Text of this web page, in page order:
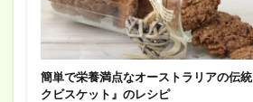
簡単で栄養満点なオーストラリアの伝
クビスケット』のレシピ